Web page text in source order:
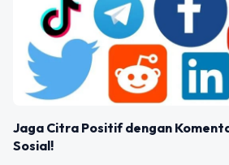
Jaga Citra Positif dengan
Sosial!